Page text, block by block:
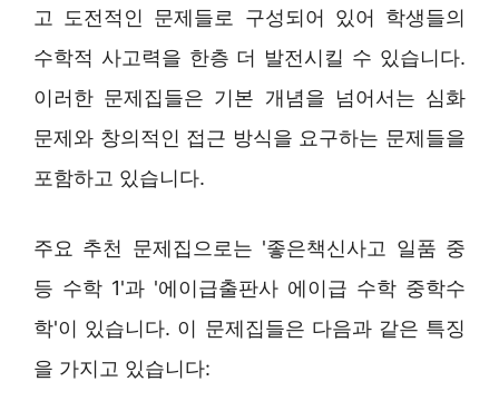
고 도전적인 문제들로 구성되어 있어 학생들의
수학적 사고력을 한층 더 발전시킬 수 있습니다.
이러한 문제집들은 기본 개념을 넘어서는 심화
문제와 창의적인 접근 방식을 요구하는 문제들을
포함하고 있습니다.
주요 추천 문제집으로는 '좋은책신사고 일품 중
등 수학 1'과 '에이급출판사 에이급 수학 중학수
학'이 있습니다. 이 문제집들은 다음과 같은 특징
을 가지고 있습니다: